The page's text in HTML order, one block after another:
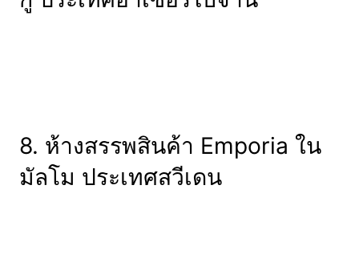
8. ห้างสรรพสินค้า Emporia ใน
มัลโม ประเทศสวีเดน